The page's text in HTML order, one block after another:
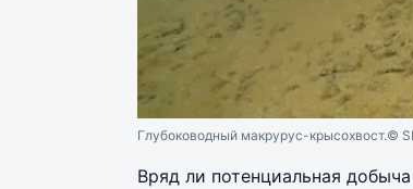
Глубоководный макрурус-крысохвост.©
Вряд ли потенциальная